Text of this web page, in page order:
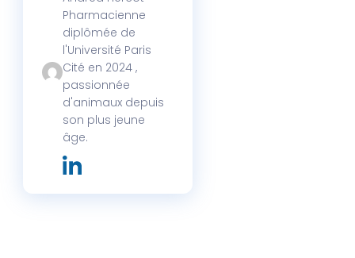
Pharmacienne
diplômée de
l'Université Paris
Cité en 2024 ,
passionnée
d'animaux depuis
son plus jeune
âge.